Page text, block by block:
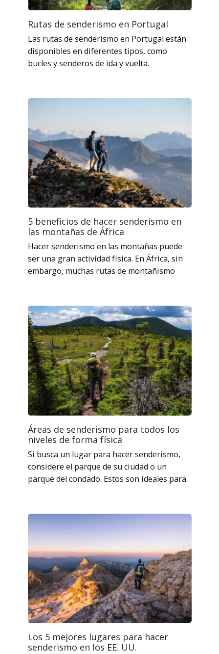
Rutas de senderismo en Portugal
Las rutas de senderismo en Portugal están
disponibles en diferentes tipos, como
bucles y senderos de ida y vuelta.
5 beneficios de hacer senderismo en
las montañas de África
Hacer senderismo en las montañas puede
ser una gran actividad física. En África, sin
embargo, muchas rutas de montañismo
Áreas de senderismo para todos los
niveles de forma física
Si busca un lugar para hacer senderismo,
considere el parque de su ciudad o un
parque del condado. Estos son ideales para
Los 5 mejores lugares para hacer
senderismo en los EE. UU.